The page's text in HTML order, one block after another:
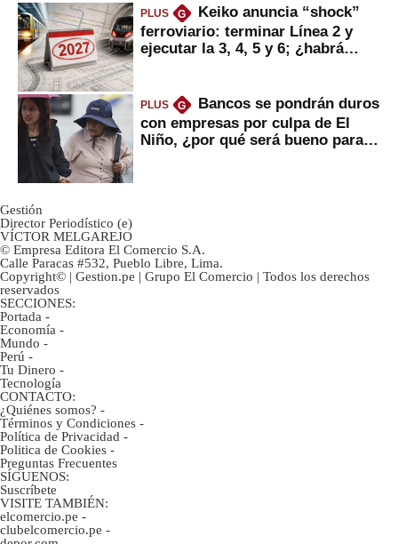
PLUS G
Keiko anuncia “shock”
ferroviario: terminar Línea 2 y
ejecutar la 3, 4, 5 y 6; ¿habrá
PLUS G
Bancos se pondrán duros
con empresas por culpa de El
Niño, ¿por qué será bueno para
Gestión
Director Periodístico (e)
VÍCTOR MELGAREJO
© Empresa Editora El Comercio S.A.
Calle Paracas #532, Pueblo Libre, Lima.
Copyright© | Gestion.pe | Grupo El Comercio | Todos los derechos
reservados
SECCIONES:
Portada -
Economía -
Mundo -
Perú -
Tu Dinero -
Tecnología
CONTACTO:
¿Quiénes somos? -
Términos y Condiciones -
Política de Privacidad -
Politica de Cookies -
Preguntas Frecuentes
SÍGUENOS:
Suscríbete
VISITE TAMBIÉN:
elcomercio.pe -
clubelcomercio.pe -